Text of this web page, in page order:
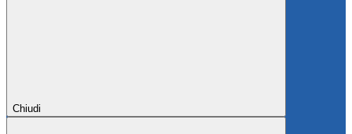
Chiudi